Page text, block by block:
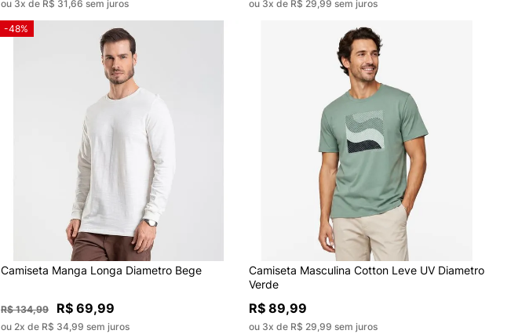
ou 3x de R$ 31,66 sem juros ou 3x de R$ 29,99 sem juros
-48%
Camiseta Manga Longa Diametro Bege
R$ 134,99 R$ 69,99
ou 2x de R$ 34,99 sem juros
Camiseta Masculina Cotton Leve UV Diametro
Verde
R$ 89,99
ou 3x de R$ 29,99 sem juros